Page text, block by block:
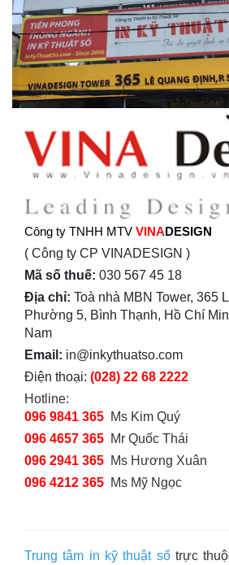
Công ty TNHH MTV VINADESIGN
( Công ty CP VINADESIGN )
Mã số thuế: 030 567 45 18
Địa chỉ: Toà nhà MBN Tower, 365
Phường 5, Bình Thạnh, Hồ Chí
Nam
Email: in@inkythuatso.com
Điện thoại: (028) 22 68 2222
Hotline:
096 9841 365 Ms Kim Quý
096 4657 365 Mr Quốc Thái
096 2941 365 Ms Hương Xuân
096 4212 365 Ms Mỹ Ngọc
Trung tâm in kỹ thuật sốtrực